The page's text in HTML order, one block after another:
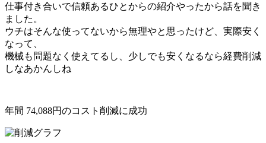
仕事付き合いで信頼あるひとからの紹介やったから話を聞き
ました。
ウチはそんな使ってないから無理やと思ったけど、実際安く
なって、
機械も問題なく使えてるし、少しでも安くなるなら経費削減
しなあかんしね
年間 74,088円のコスト削減に成功